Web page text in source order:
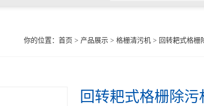
你的位置： 首页 > 产品展示 > 格栅清污机 > 回转耙式格栅
回转耙式格栅除污